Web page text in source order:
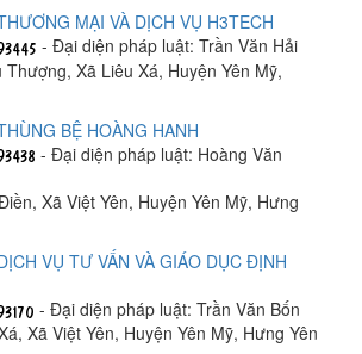
MẠI VÀ DỊCH VỤ H3TECH
- Đại diện pháp luật: Trần Văn Hải
Xã Liêu Xá, Huyện Yên Mỹ,
BỆ HOÀNG HANH
- Đại diện pháp luật: Hoàng Văn
Xã Việt Yên, Huyện Yên Mỹ, Hưng
VỤ TƯ VẤN VÀ GIÁO DỤC ĐỊNH
- Đại diện pháp luật: Trần Văn Bốn
Xã Việt Yên, Huyện Yên Mỹ, Hưng Yên